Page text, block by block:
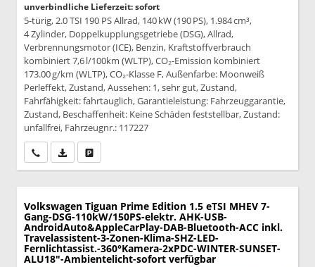
unverbindliche Lieferzeit: sofort
5-türig, 2.0 TSI 190 PS Allrad, 140 kW (190 PS), 1.984 cm³,
4 Zylinder, Doppelkupplungsgetriebe (DSG), Allrad,
Verbrennungsmotor (ICE), Benzin, Kraftstoffverbrauch
kombiniert 7,6 l/100km (WLTP), CO₂-Emission kombiniert
173.00 g/km (WLTP), CO₂-Klasse F, Außenfarbe: Moonweiß
Perleffekt, Zustand, Aussehen: 1, sehr gut, Zustand,
Fahrfähigkeit: fahrtauglich, Garantieleistung: Fahrzeuggarantie,
Zustand, Beschaffenheit: Keine Schäden feststellbar, Zustand:
unfallfrei, Fahrzeugnr.: 117227
Wir rufen Sie anPDF-Datei, Fahrzeugexposé drucken
Volkswagen Tiguan Prime Edition 1.5 eTSI MHEV 7-
Gang-DSG-110kW/150PS-elektr. AHK-USB-
AndroidAuto&AppleCarPlay-DAB-Bluetooth-ACC inkl.
Travelassistent-3-Zonen-Klima-SHZ-LED-
Fernlichtassist.-360°Kamera-2xPDC-WINTER-SUNSET-
ALU18"-Ambientelicht-sofort verfügbar